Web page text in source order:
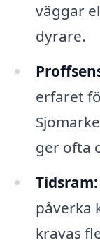
väggar
dyrare.
erfaret
ger ofta
Tidsram:
påverka
krävas